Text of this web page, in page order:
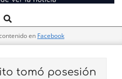
Search
en Facebook
tomó posesión